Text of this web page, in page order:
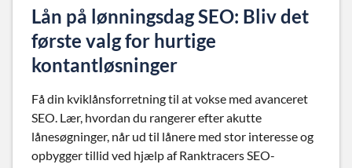
Lån på lønningsdag SEO: Bliv det
første valg for hurtige
kontantløsninger
Få din kviklånsforretning til at vokse med avanceret
SEO. Lær, hvordan du rangerer efter akutte
lånesøgninger, når ud til lånere med stor interesse og
opbygger tillid ved hjælp af Ranktracers SEO-